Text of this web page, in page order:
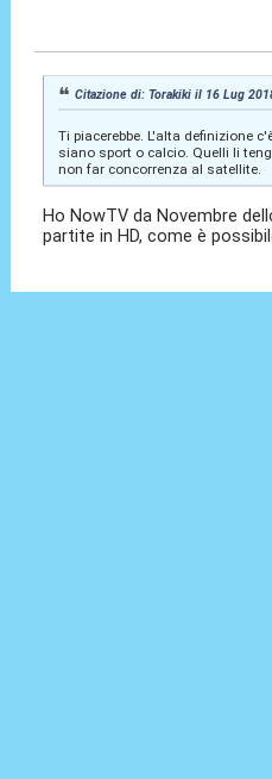
Citazione di: Torakiki il 16 Lug
Ti piacerebbe. L'alta definizione
siano sport o calcio. Quelli li
non far concorrenza al satellite.
Ho NowTV da Novembre
partite in HD, come è